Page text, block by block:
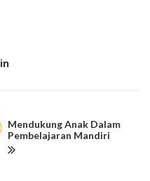
Mendukung Anak Dalam
Pembelajaran Mandiri